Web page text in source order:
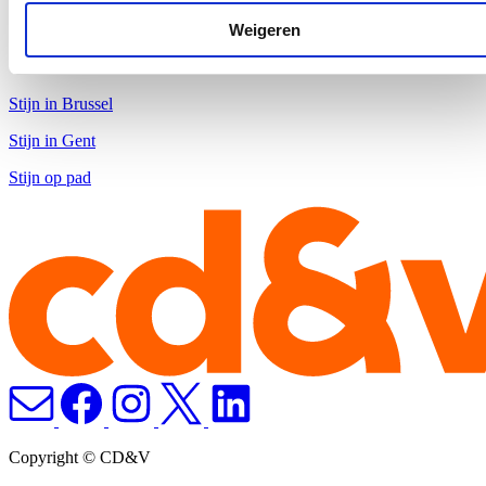
Weigeren
In de pers
Snel naar
Stijn in Brussel
Stijn in Gent
Stijn op pad
Copyright © CD&V